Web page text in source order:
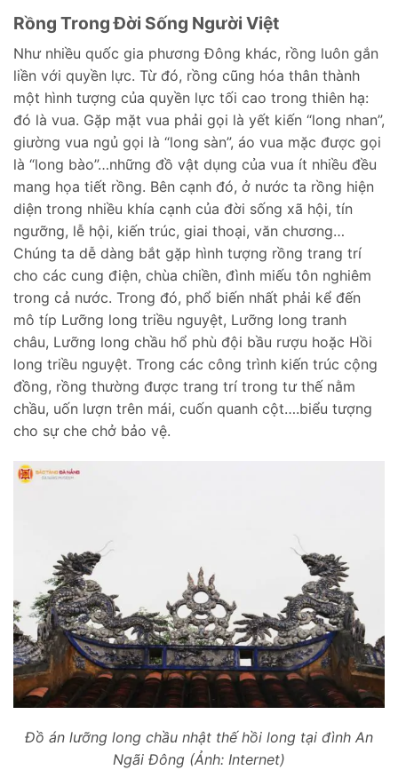
Rồng Trong Đời Sống Người Việt
Như nhiều quốc gia phương Đông khác, rồng luôn gắn
liền với quyền lực. Từ đó, rồng cũng hóa thân thành
một hình tượng của quyền lực tối cao trong thiên hạ:
đó là vua. Gặp mặt vua phải gọi là yết kiến “long nhan”,
giường vua ngủ gọi là “long sàn”, áo vua mặc được gọi
là “long bào”…những đồ vật dụng của vua ít nhiều đều
mang họa tiết rồng. Bên cạnh đó, ở nước ta rồng hiện
diện trong nhiều khía cạnh của đời sống xã hội, tín
ngưỡng, lễ hội, kiến trúc, giai thoại, văn chương…
Chúng ta dễ dàng bắt gặp hình tượng rồng trang trí
cho các cung điện, chùa chiền, đình miếu tôn nghiêm
trong cả nước. Trong đó, phổ biến nhất phải kể đến
mô típ Lưỡng long triều nguyệt, Lưỡng long tranh
châu, Lưỡng long chầu hổ phù đội bầu rượu hoặc Hồi
long triều nguyệt. Trong các công trình kiến trúc cộng
đồng, rồng thường được trang trí trong tư thế nằm
chầu, uốn lượn trên mái, cuốn quanh cột….biểu tượng
cho sự che chở bảo vệ.
Đồ án lưỡng long chầu nhật thế hồi long tại đình An
Ngãi Đông (Ảnh: Internet)